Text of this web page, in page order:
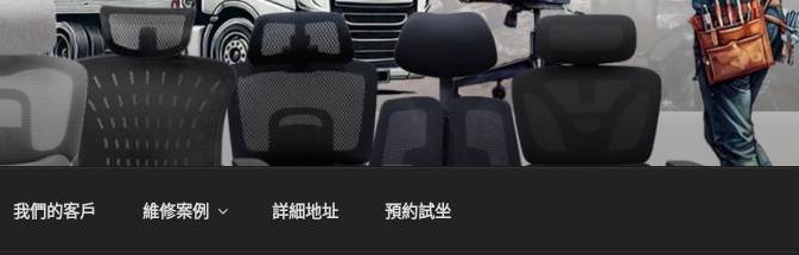
我們的客戶 維修案例 詳細地址 預約試坐